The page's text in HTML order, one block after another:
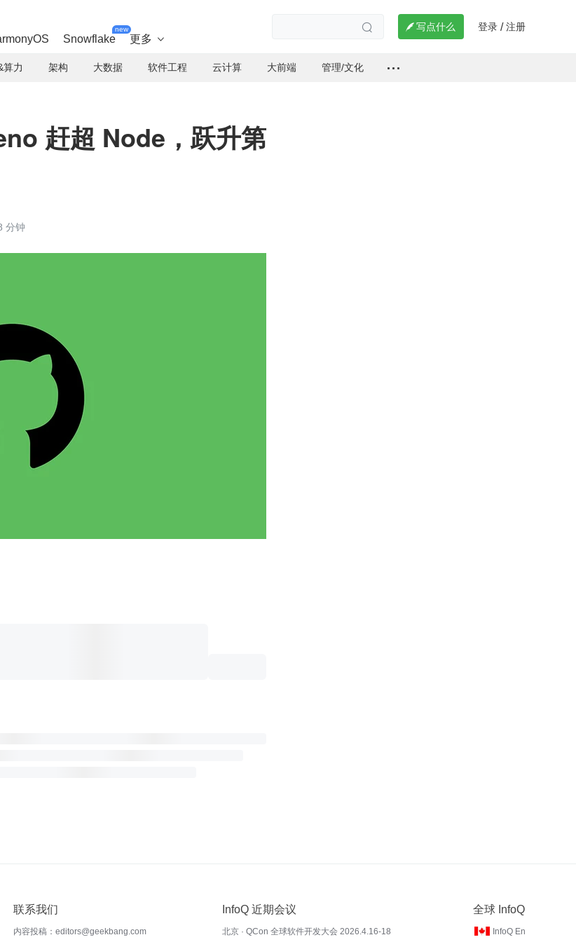
Snowflake
new
更多 
  写点什么 登录 / 注册
算力 架构 大数据 软件工程 云计算 大前端 管理/文化
赶超 Node，跃升第
分钟
联系我们
内容投稿：editors@geekbang.com
InfoQ 近期会议
北京 · QCon 全球软件开发大会 2026.4.16-18
全球 InfoQ
InfoQ En